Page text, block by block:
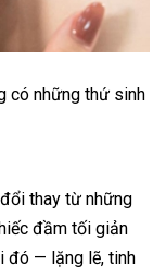
có những thứ sinh
thay từ những
đầm tối giản
đó — lặng lẽ, tinh